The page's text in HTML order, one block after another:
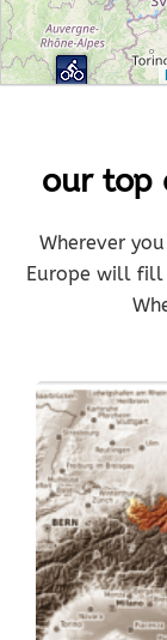
our top
Wherever
Europe will fill